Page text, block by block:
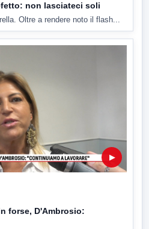
non lasciateci soli
Oltre a rendere noto il flash...
▶
forse, D'Ambrosio: